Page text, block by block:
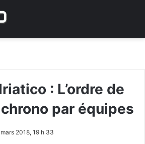
: L’ordre de
par équipes
2018, 19 h 33